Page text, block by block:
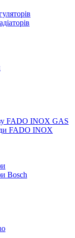
FADO INOX GAS
FADO INOX
Bosch